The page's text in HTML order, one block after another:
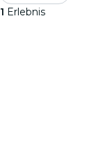
1 Erlebnis